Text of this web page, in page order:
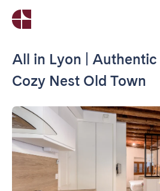
All in Lyon | Authentic
Cozy Nest Old Town